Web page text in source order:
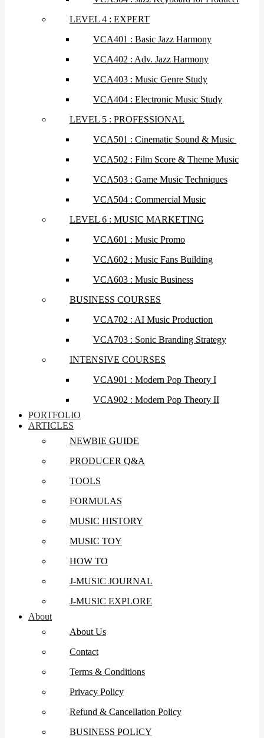
LEVEL 4 : EXPERT
VCA401 : Basic Jazz Harmony
VCA402 : Adv. Jazz Harmony
VCA403 : Music Genre Study
VCA404 : Electronic Music Study
LEVEL 5 : PROFESSIONAL
VCA501 : Cinematic Sound & Music
VCA502 : Film Score & Theme Music
VCA503 : Game Music Techniques
VCA504 : Commercial Music
LEVEL 6 : MUSIC MARKETING
VCA601 : Music Promo
VCA602 : Music Fans Building
VCA603 : Music Business
BUSINESS COURSES
VCA702 : AI Music Production
VCA703 : Sonic Branding Strategy
INTENSIVE COURSES
VCA901 : Modern Pop Theory I
VCA902 : Modern Pop Theory II
PORTFOLIO
ARTICLES
NEWBIE GUIDE
PRODUCER Q&A
TOOLS
FORMULAS
MUSIC HISTORY
MUSIC TOY
HOW TO
J-MUSIC JOURNAL
J-MUSIC EXPLORE
About
About Us
Contact
Terms & Conditions
Privacy Policy
Refund & Cancellation Policy
BUSINESS POLICY